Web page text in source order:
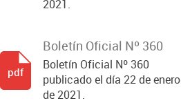
2021.
Boletín Oficial Nº 360
Boletín Oficial Nº 360
publicado el día 22 de enero
de 2021.
pdf